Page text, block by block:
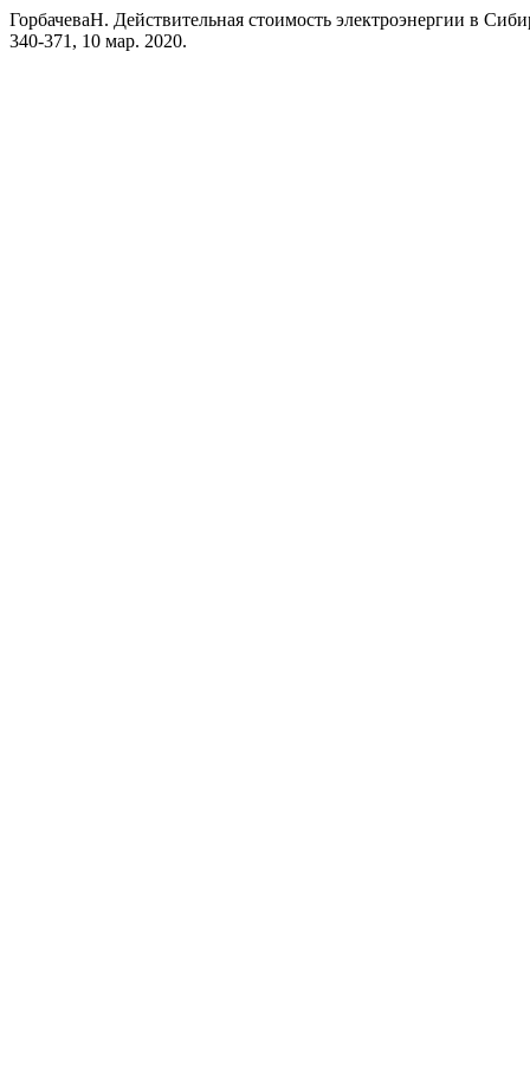
ГорбачеваН. Действительная стоимость электроэнергии в
340-371, 10 мар. 2020.